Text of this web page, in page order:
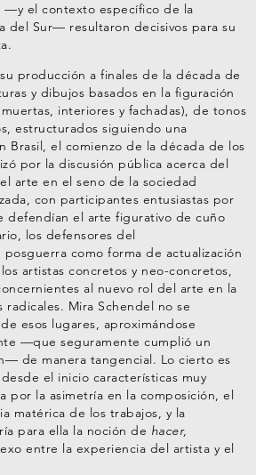
—y el contexto específico de la
del Sur— resultaron decisivos para su
producción a finales de la década de
y dibujos basados en la figuración
interiores y fachadas), de tonos
estructurados siguiendo una
Brasil, el comienzo de la década de los
por la discusión pública acerca del
arte en el seno de la sociedad
con participantes entusiastas por
defendían el arte figurativo de cuño
los defensores del
como forma de actualización
artistas concretos y neo-concretos,
al nuevo rol del arte en la
radicales. Mira Schendel no se
esos lugares, aproximándose
—que seguramente cumplió un
de manera tangencial. Lo cierto es
el inicio características muy
por la asimetría en la composición, el
matérica de los trabajos, y la
para ella la noción de hacer,
entre la experiencia del artista y el